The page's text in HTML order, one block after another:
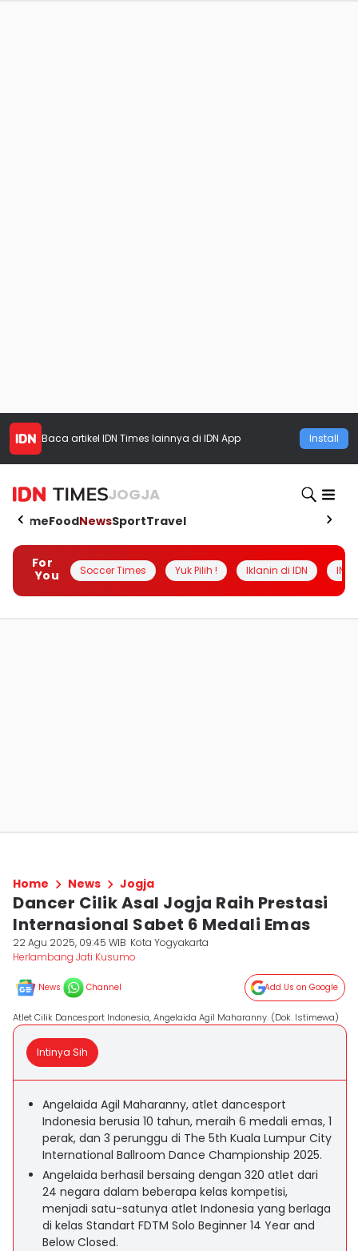
Baca artikel IDN Times lainnya di IDN App Install
JOGJA
HomeFoodNewsSportTravel
For
You
Soccer Times Yuk Pilih ! Iklanin di IDN
Home News Jogja
Dancer Cilik Asal Jogja Raih Prestasi
Internasional Sabet 6 Medali Emas
22 Agu 2025, 09:45 WIB Kota Yogyakarta
Herlambang Jati Kusumo
News Channel Add Us on Google
Atlet Cilik Dancesport Indonesia, Angelaida Agil Maharanny. (Dok. Istimewa)
Intinya Sih
Angelaida Agil Maharanny, atlet dancesport
Indonesia berusia 10 tahun, meraih 6 medali emas, 1
perak, dan 3 perunggu di The 5th Kuala Lumpur City
International Ballroom Dance Championship 2025.
Angelaida berhasil bersaing dengan 320 atlet dari
24 negara dalam beberapa kelas kompetisi,
menjadi satu-satunya atlet Indonesia yang berlaga
di kelas Standart FDTM Solo Beginner 14 Year and
Below Closed.